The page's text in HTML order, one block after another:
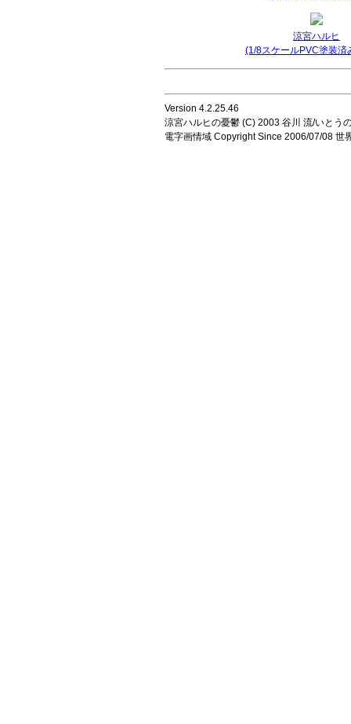
涼宮ハルヒ
(1/8スケールPVC塗装済
Version 4.2.25.46
涼宮ハルヒの憂鬱 (C) 2003 谷川 流/いとう
電字画情域 Copyright Since 2006/07/08 世